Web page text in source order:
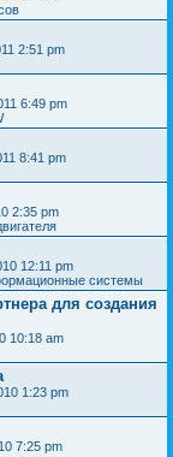
2:51 pm
6:49 pm
8:41 pm
2:35 pm
12:11 pm
системы
для создания
10:18 am
1:23 pm
7:25 pm